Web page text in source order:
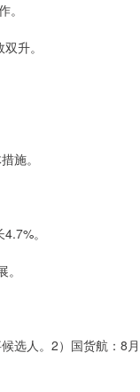
升。
施。
。
人。2）国货航：8